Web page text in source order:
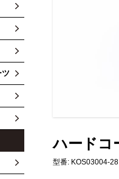
ツ
ハードコ
型番: KOS03004-28